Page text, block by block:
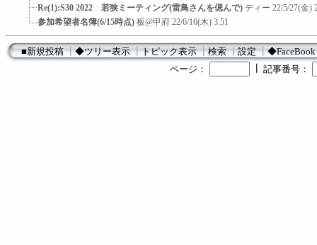
Re(1):S30 2022 若狭ミーティング(雷鳥さんを偲んで) ディー 22/5/27(金)
参加希望者名簿(6/15時点) 板@甲府 22/6/16(木) 3:51
■新規投稿┃◆ツリー表示┃トピック表示┃検索┃設定┃◆FaceBook
ページ：
記事番号：